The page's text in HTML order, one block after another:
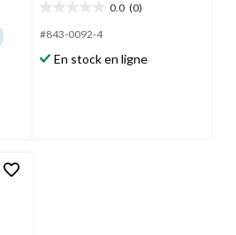
0.0 (0)
étoile(s)
5.
#843-0092-4
En stock en ligne